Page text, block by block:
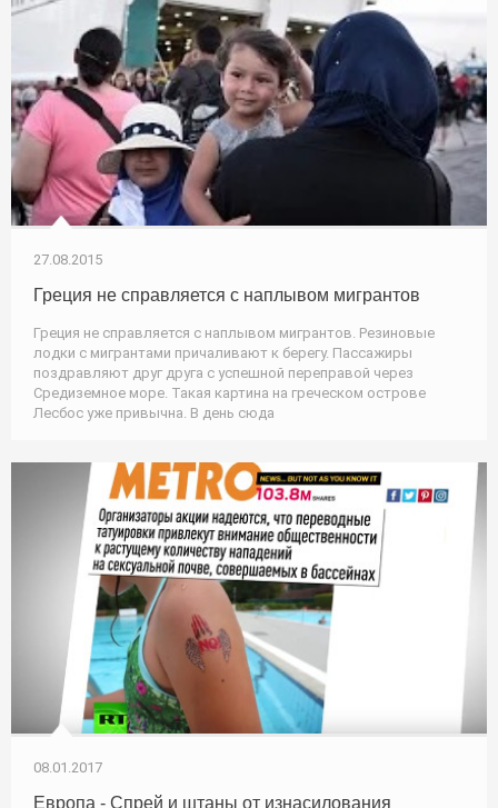
27.08.2015
Греция не справляется с наплывом мигрантов
Греция не справляется с наплывом мигрантов. Резиновые
лодки с мигрантами причаливают к берегу. Пассажиры
поздравляют друг друга с успешной переправой через
Средиземное море. Такая картина на греческом острове
Лесбос уже привычна. В день сюда
08.01.2017
Европа - Спрей и штаны от изнасилования